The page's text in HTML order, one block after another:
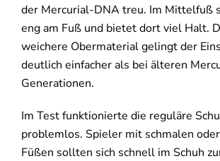
der Mercurial-DNA treu. Im Mittelfuß
eng am Fuß und bietet dort viel Halt.
weichere Obermaterial gelingt der
deutlich einfacher als bei älteren
Generationen.
Im Test funktionierte die reguläre
problemlos. Spieler mit schmalen
Füßen sollten sich schnell im Schuh